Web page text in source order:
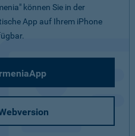
können Sie in der
App auf Ihrem iPhone